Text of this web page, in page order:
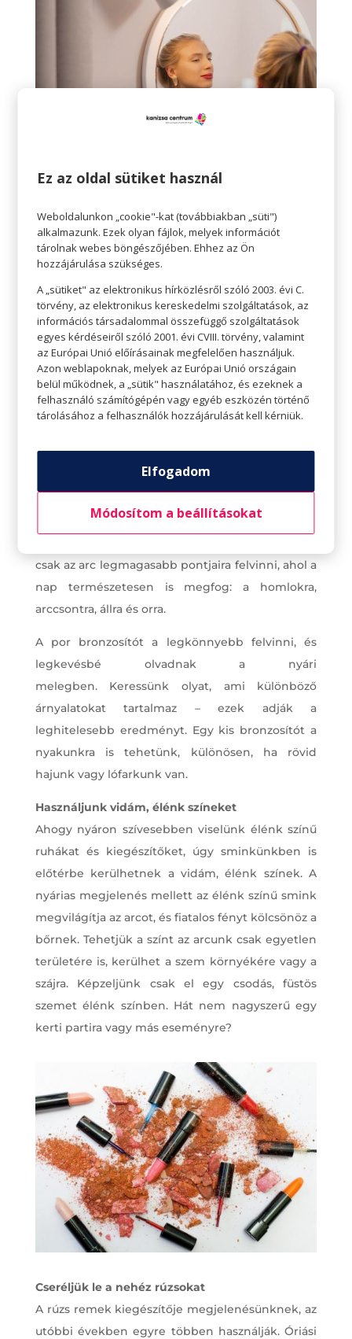
Ragyogjunk bronzosítóval
A bronzosító fényesebbé varázsolja a
szemeket, fehérebbé teszi a fogakat – mindenki
bőréhez, ennek pedig mikor máskor lenne itt az
ideje, mint nyáron.
A bronzosító használatától az arc
egészségesebbnek és sokkal frissebbnek
tűnik. Ennél is, akárcsak az alapozónál,
bőrtípusnak megfelelően válasszunk állagot.
állagú terméket érdemes választani. Nézzük
bátran végig az üzlet kínálatát, és válasszunk a
Annak érdekében, hogy a látvány frissnek és
csak az arc legmagasabb pontjaira felvinni, ahol a
nap természetesen is megfog: a homlokra,
arccsontra, állra és orra.
A por bronzosítót a legkönnyebb felvinni, és
legkevésbé olvadnak a nyári
melegben. Keressünk olyat, ami különböző
árnyalatokat tartalmaz – ezek adják a
leghitelesebb eredményt. Egy kis bronzosítót a
nyakunkra is tehetünk, különösen, ha rövid
hajunk vagy lófarkunk van.
Használjunk vidám, élénk színeket
Ahogy nyáron szívesebben viselünk élénk színű
ruhákat és kiegészítőket, úgy sminkünkben is
előtérbe kerülhetnek a vidám, élénk színek. A
nyárias megjelenés mellett az élénk színű smink
megvilágítja az arcot, és fiatalos fényt kölcsönöz a
bőrnek. Tehetjük a színt az arcunk csak egyetlen
területére is, kerülhet a szem környékére vagy a
szájra. Képzeljünk csak el egy csodás, füstös
szemet élénk színben. Hát nem nagyszerű egy
kerti partira vagy más eseményre?
Cseréljük le a nehéz rúzsokat
A rúzs remek kiegészítője megjelenésünknek, az
utóbbi években egyre többen használják. Óriási
Ez az oldal sütiket használ
Weboldalunkon „cookie"-kat (továbbiakban „süti")
alkalmazunk. Ezek olyan fájlok, melyek információt
tárolnak webes böngészőjében. Ehhez az Ön
hozzájárulása szükséges.
A „sütiket" az elektronikus hírközlésről szóló 2003. évi C.
törvény, az elektronikus kereskedelmi szolgáltatások, az
információs társadalommal összefüggő szolgáltatások
egyes kérdéseiről szóló 2001. évi CVIII. törvény, valamint
az Európai Unió előírásainak megfelelően használjuk.
Azon weblapoknak, melyek az Európai Unió országain
belül működnek, a „sütik" használatához, és ezeknek a
felhasználó számítógépén vagy egyéb eszközén történő
tárolásához a felhasználók hozzájárulását kell kérniük.
Elfogadom
Módosítom a beállításokat